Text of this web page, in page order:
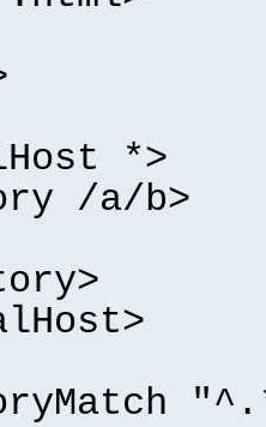
*>
/a/b>